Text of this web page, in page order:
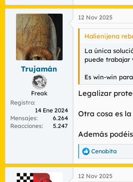
Trujamán
Freak
Registro
14 Ene 2024
Mensajes
6.264
Reacciones
5.247
12 Nov 2025
Halienijena
La única
puede trabajar
Es win-win
Legalizar
Otra cosa es
Además
R
e
a
c
Cenobita
12 Nov 2025